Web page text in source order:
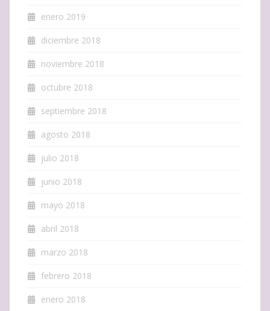
enero 2019
diciembre 2018
noviembre 2018
octubre 2018
septiembre 2018
agosto 2018
julio 2018
junio 2018
mayo 2018
abril 2018
marzo 2018
febrero 2018
enero 2018